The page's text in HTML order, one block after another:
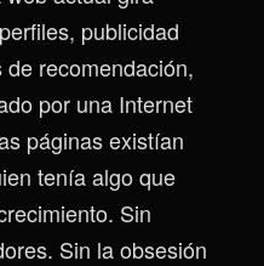
publicidad
recomendación,
por una Internet
páginas existían
tenía algo que
Sin
Sin la obsesión